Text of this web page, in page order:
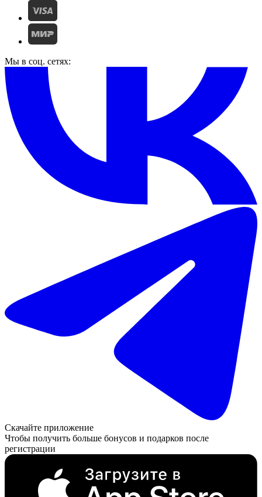
Мы в соц. сетях:
Скачайте приложение
Чтобы получить больше бонусов и подарков после
регистрации